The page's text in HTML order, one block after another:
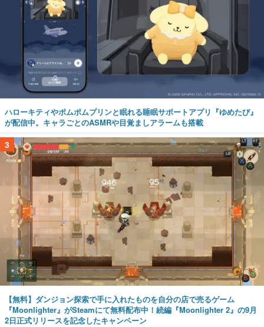
ハローキティやポムポムプリンと眠れる睡眠サポートアプリ『ゆめたび』
が配信中。キャラごとのASMRや目覚ましアラームも搭載
3
【無料】ダンジョン探索で手に入れたものを自分の店で売るゲーム
『Moonlighter』がSteamにて無料配布中！続編『Moonlighter 2』の9月
2日正式リリースを記念したキャンペーン